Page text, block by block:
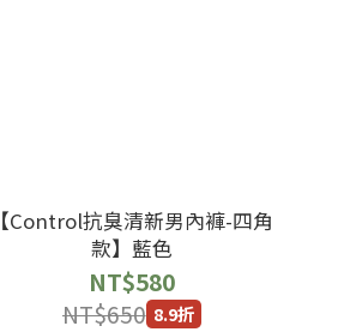
【Control抗臭清新男內褲-四角
款】藍色
NT$580
NT$650 8.9折